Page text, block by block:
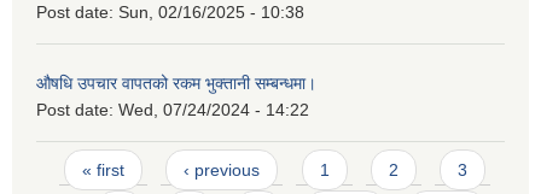
Post date: Sun, 02/16/2025 - 10:38
औषधि उपचार वापतको रकम भुक्तानी सम्बन्धमा।
Post date: Wed, 07/24/2024 - 14:22
Pages
« first ‹ previous 1 2 3